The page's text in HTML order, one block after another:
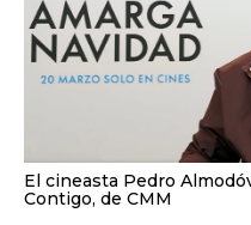
El cineasta Pedro
Contigo, de CMM